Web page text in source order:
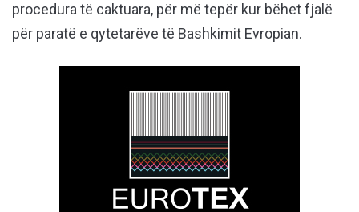
procedura të caktuara, për më tepër kur bëhet fjalë
për paratë e qytetarëve të Bashkimit Evropian.